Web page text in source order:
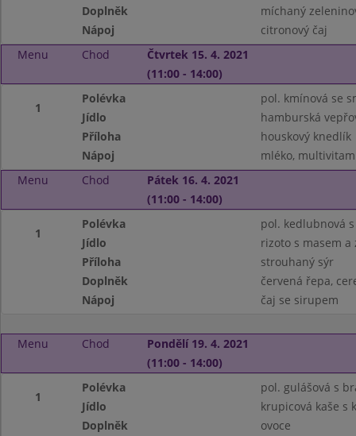
Doplněk
míchaný
Nápoj
citronový čaj
Menu
Chod
Čtvrtek 15. 4. 2021
(11:00 - 14:00)
1
Polévka
pol. kmínová se
Jídlo
hamburská
Příloha
houskový knedlík
Nápoj
mléko,
Menu
Chod
Pátek 16. 4. 2021
(11:00 - 14:00)
1
Polévka
pol. kedlubnová
Jídlo
rizoto s masem a
Příloha
strouhaný sýr
Doplněk
červená řepa,
Nápoj
čaj se sirupem
Menu Chod
Pondělí 19. 4. 2021
(11:00 - 14:00)
1
Polévka
pol. gulášová s
Jídlo
krupicová kaše s
Doplněk
ovoce